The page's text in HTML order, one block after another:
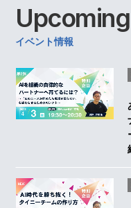
Upcoming
イベント情報